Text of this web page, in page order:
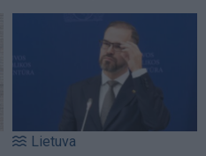
Lietuva